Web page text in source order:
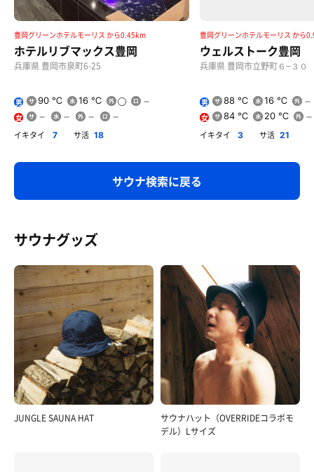
朝食バイキング
種類も豊富で、なんと660円！超お得！
豊岡グリーンホテルモーリス から0.45km
ホテルリブマックス豊岡
兵庫県 豊岡市泉町6-25
男 90 ℃ 16 ℃
女
イキタイ 7 サ活 18
豊岡グリーンホテルモーリス から
ウェルストーク豊岡
兵庫県 豊岡市立野町６−３０
男 88 ℃ 16 ℃
女 84 ℃ 20 ℃
イキタイ 3 サ活 21
サウナ検索に戻る
サウナグッズ
JUNGLE SAUNA HAT
サウナハット（OVERRIDEコラボモ
デル）Lサイズ